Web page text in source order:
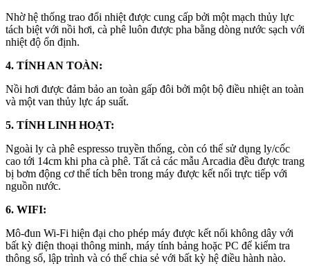
Nhờ hệ thống trao đổi nhiệt được cung cấp bởi một mạch thủy lực
tách biệt với nồi hơi, cà phê luôn được pha bằng dòng nước sạch với
nhiệt độ ổn định.
4. TÍNH AN TOÀN:
Nồi hơi được đảm bảo an toàn gấp đôi bởi một bộ điều nhiệt an toàn
và một van thủy lực áp suất.
5. TÍNH LINH HOẠT:
Ngoài ly cà phê espresso truyền thống, còn có thể sử dụng ly/cốc
cao tới 14cm khi pha cà phê. Tất cả các mẫu Arcadia đều được trang
bị bơm động cơ thể tích bên trong máy được kết nối trực tiếp với
nguồn nước.
6. WIFI:
Mô-đun Wi-Fi hiện đại cho phép máy được kết nối không dây với
bất kỳ điện thoại thông minh, máy tính bảng hoặc PC để kiểm tra
thông số, lập trình và có thể chia sẻ với bất kỳ hệ điều hành nào.